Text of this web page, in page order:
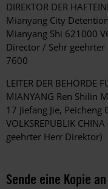
DIREKTOR DER
Mianyang City
Mianyang Shi 621000
Director / Sehr
7600
LEITER DER BEHÖRDE
MIANYANG Ren Shilin
17 Jiefang Jie,
VOLKSREPUBLIK
geehrter Herr Direktor)
Sende eine Kopie an